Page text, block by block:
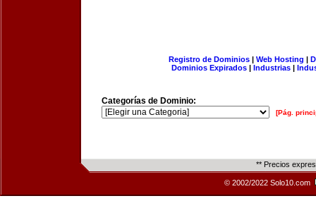
Registro de Dominios| Web Hosting |
Dominios Expirados | Industrias |
Categorías de Dominio:
[Pág.
** Precios
© 2002/2022 Solo10.com